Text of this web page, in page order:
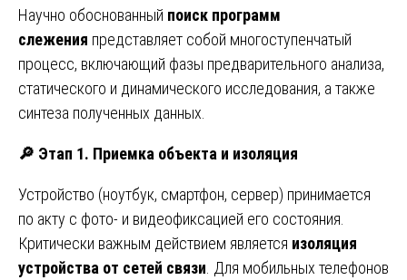
Научно обоснованный поиск программ
слежения представляет собой многоступенчатый
процесс, включающий фазы предварительного анализа,
статического и динамического исследования, а также
синтеза полученных данных.
🔎 Этап 1. Приемка объекта и изоляция
Устройство (ноутбук, смартфон, сервер) принимается
по акту с фото- и видеофиксацией его состояния.
Критически важным действием является изоляция
устройства от сетей связи . Для мобильных телефонов